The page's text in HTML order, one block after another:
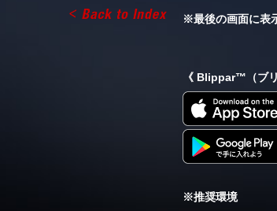
※最後の画面に表
《 Blippar™（ブ
※推奨環境